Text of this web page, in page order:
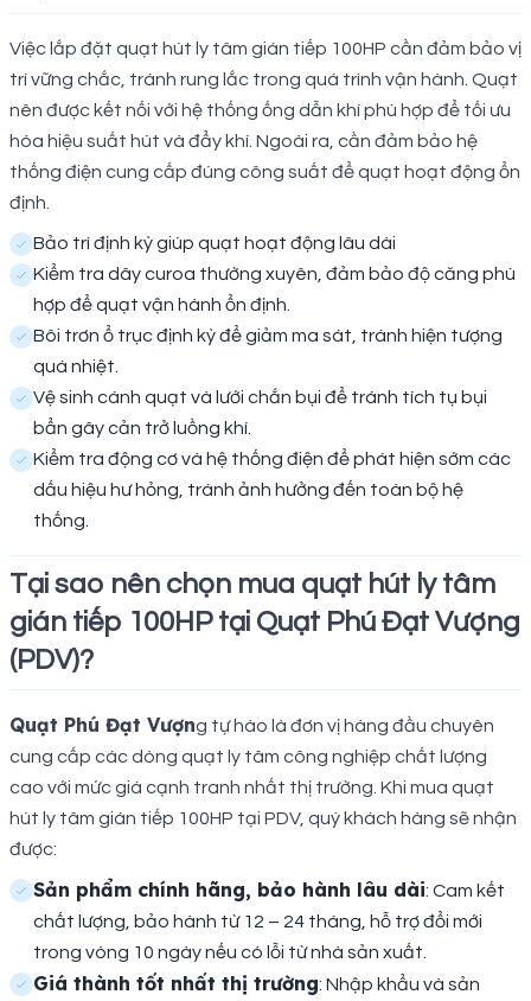
Việc lắp đặt quạt hút ly tâm gián tiếp 100HP cần đảm bảo vị
trí vững chắc, tránh rung lắc trong quá trình vận hành. Quạt
nên được kết nối với hệ thống ống dẫn khí phù hợp để tối ưu
hóa hiệu suất hút và đẩy khí. Ngoài ra, cần đảm bảo hệ
thống điện cung cấp đúng công suất để quạt hoạt động ổn
định.
Bảo trì định kỳ giúp quạt hoạt động lâu dài
Kiểm tra dây curoa thường xuyên, đảm bảo độ căng phù
hợp để quạt vận hành ổn định.
Bôi trơn ổ trục định kỳ để giảm ma sát, tránh hiện tượng
quá nhiệt.
Vệ sinh cánh quạt và lưới chắn bụi để tránh tích tụ bụi
bẩn gây cản trở luồng khí.
Kiểm tra động cơ và hệ thống điện để phát hiện sớm các
dấu hiệu hư hỏng, tránh ảnh hưởng đến toàn bộ hệ
thống.
Tại sao nên chọn mua quạt hút ly tâm
gián tiếp 100HP tại Quạt Phú Đạt Vượng
(PDV)?
Quạt Phú Đạt Vượng tự hào là đơn vị hàng đầu chuyên
cung cấp các dòng quạt ly tâm công nghiệp chất lượng
cao với mức giá cạnh tranh nhất thị trường. Khi mua quạt
hút ly tâm gián tiếp 100HP tại PDV, quý khách hàng sẽ nhận
được:
Sản phẩm chính hãng, bảo hành lâu dài: Cam kết
chất lượng, bảo hành từ 12 – 24 tháng, hỗ trợ đổi mới
trong vòng 10 ngày nếu có lỗi từ nhà sản xuất.
Giá thành tốt nhất thị trường: Nhập khẩu và sản